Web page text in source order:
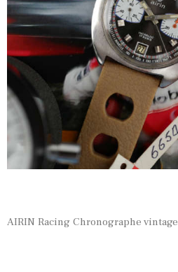
AIRIN Racing Chronographe vintage